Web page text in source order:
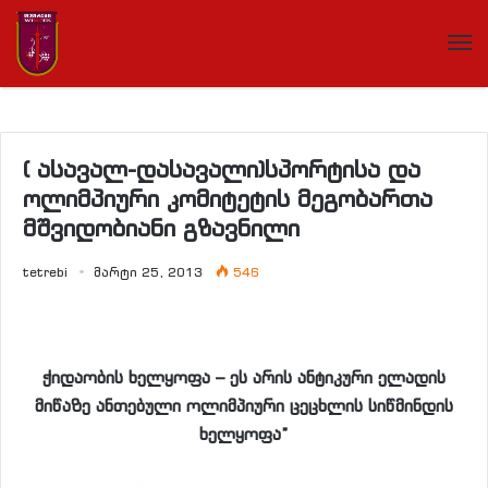
( ასავალ-დასავალი)სპორტისა და
ოლიმპიური კომიტეტის მეგობართა
მშვიდობიანი გზავნილი
tetrebi მარტი 25, 2013 546
ჭიდაობის ხელყოფა – ეს არის ანტიკური ელადის
მიწაზე ანთებული ოლიმპიური ცეცხლის სიწმინდის
ხელყოფა”